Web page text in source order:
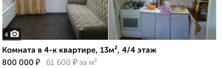
4
Комната в 4-к квартире, 13м², 4/4 этаж
800 000 ₽ 61 600 ₽ за м²